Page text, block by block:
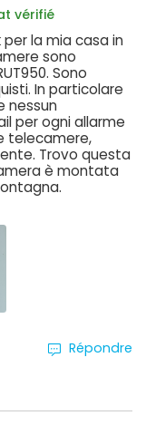
vérifié
la mia casa in
sono
Sono
In particolare
nessun
per ogni allarme
telecamere,
Trovo questa
è montata
Répondre